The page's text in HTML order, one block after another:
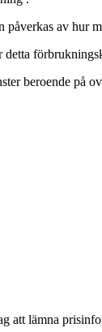
av hur
beroende på
att lämna